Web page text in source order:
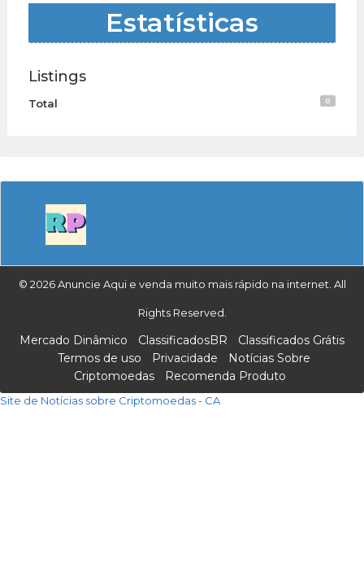
Estatísticas
Listings
Total 0
© 2026 Anuncie Aqui e venda muito mais rápido na internet. All
Rights Reserved.
Mercado Dinâmico ClassificadosBR
Classificados Grátis
Termos de uso
Privacidade
Notícias Sobre
Criptomoedas
Recomenda Produto
Site de Notícias sobre Criptomoedas - CA